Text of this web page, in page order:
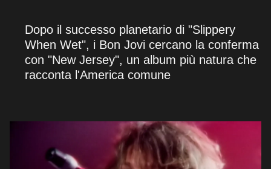
Dopo il successo planetario di "Slippery
When Wet", i Bon Jovi cercano la conferma
con "New Jersey", un album più natura che
racconta l'America comune